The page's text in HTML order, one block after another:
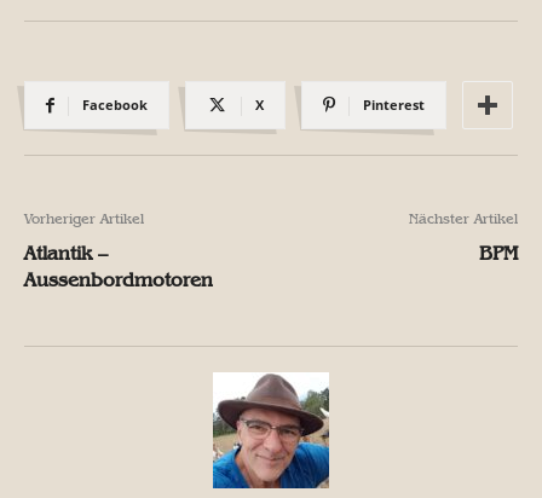
Facebook X Pinterest
Vorheriger Artikel
Atlantik –
Aussenbordmotoren
Nächster Artikel
BPM